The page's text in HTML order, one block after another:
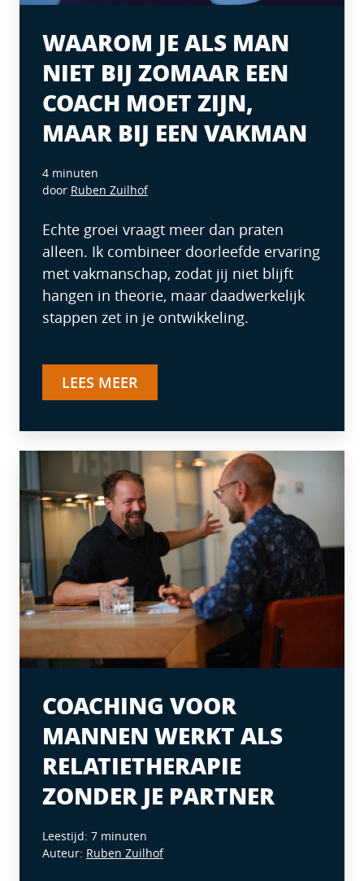
WAAROM JE ALS MAN
NIET BIJ ZOMAAR EEN
COACH MOET ZIJN,
MAAR BIJ EEN VAKMAN
4 minuten
door Ruben Zuilhof
Echte groei vraagt meer dan praten
alleen. Ik combineer doorleefde ervaring
met vakmanschap, zodat jij niet blijft
hangen in theorie, maar daadwerkelijk
stappen zet in je ontwikkeling.
LEES MEER
COACHING VOOR
MANNEN WERKT ALS
RELATIETHERAPIE
ZONDER JE PARTNER
Leestijd: 7 minuten
Auteur: Ruben Zuilhof